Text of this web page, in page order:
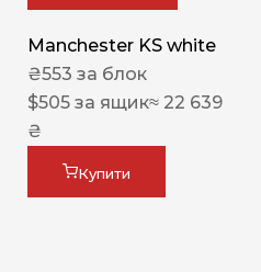
Manchester KS white
₴553 за блок
$505 за ящик≈ 22 639
₴
Купити